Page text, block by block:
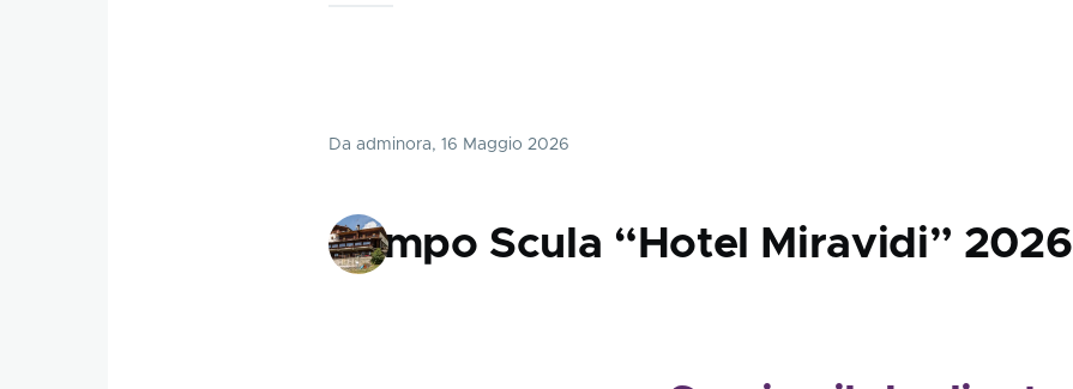
Daadminora, 16 Maggio 2026
Campo Scula “Hotel Miravidi” 2026